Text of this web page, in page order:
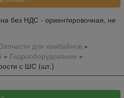
без НДС - ориентировочная, не
Запчасти для комбайнов»
» Гидрооборудование »
с ШС (шт.)